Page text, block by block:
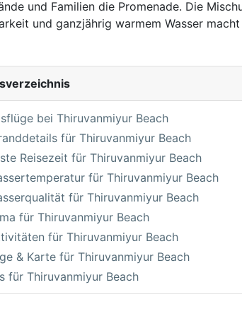
und Familien die Promenade. Die
und ganzjährig warmem Wasser
bei Thiruvanmiyur Beach
für Thiruvanmiyur Beach
Reisezeit für Thiruvanmiyur Beach
für Thiruvanmiyur Beach
für Thiruvanmiyur Beach
für Thiruvanmiyur Beach
für Thiruvanmiyur Beach
& Karte für Thiruvanmiyur Beach
für Thiruvanmiyur Beach